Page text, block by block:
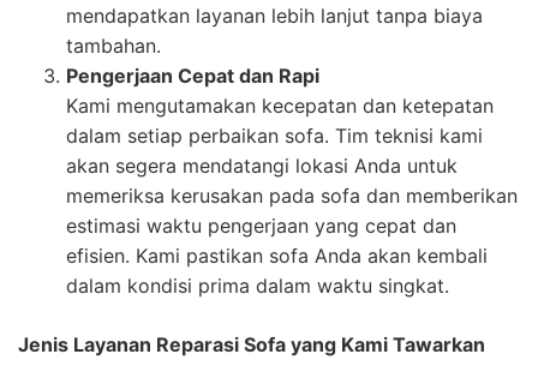
mendapatkan layanan lebih lanjut tanpa biaya
tambahan.
Pengerjaan Cepat dan Rapi
Kami mengutamakan kecepatan dan ketepatan
dalam setiap perbaikan sofa. Tim teknisi kami
akan segera mendatangi lokasi Anda untuk
memeriksa kerusakan pada sofa dan memberikan
estimasi waktu pengerjaan yang cepat dan
efisien. Kami pastikan sofa Anda akan kembali
dalam kondisi prima dalam waktu singkat.
Jenis Layanan Reparasi Sofa yang Kami Tawarkan